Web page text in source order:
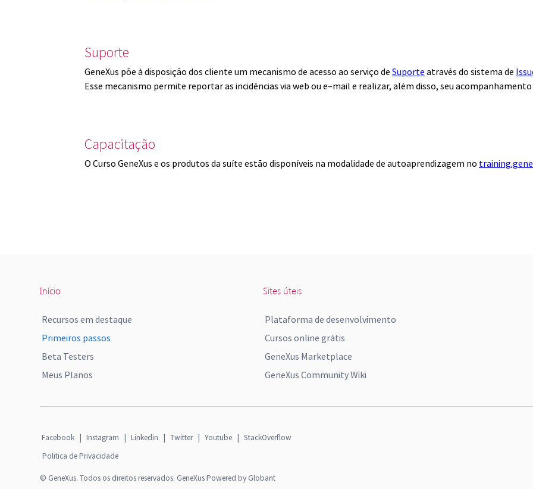
Suporte
GeneXus põe à disposição dos cliente um mecanismo de acesso ao serviço de Suporte através do sistema de
Esse mecanismo permite reportar as incidências via web ou e–mail e realizar, além disso, seu
Capacitação
O Curso GeneXus e os produtos da suíte estão disponíveis na modalidade de autoaprendizagem no
Início
Recursos em destaque
Primeiros passos
Beta Testers
Meus Planos
Sites úteis
Plataforma de desenvolvimento
Cursos online grátis
GeneXus Marketplace
GeneXus Community Wiki
Facebook | Instagram | Linkedin | Twitter | Youtube | StackOverflow
Politica de Privacidade
© GeneXus. Todos os direitos reservados. GeneXus Powered by Globant